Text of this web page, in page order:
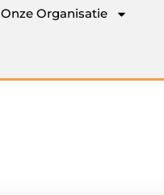
Onze Organisatie